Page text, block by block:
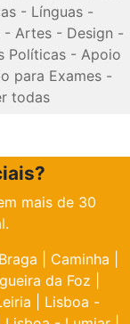
- Línguas-
- Artes- Design -
Políticas - Apoio
para Exames -
todas
mais de 30
Braga Caminha
da Foz
Lisboa -